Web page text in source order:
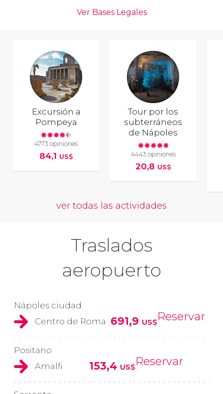
Excursión a
Pompeya
4773 opiniones
84,1 US$
Tour por los
subterráneos
de Nápoles
4443 opiniones
20,8 US$
ver todas las actividades
Traslados
aeropuerto
Nápoles ciudad
Centro de Roma 691,9 US$Reservar
Positano
Amalfi
153,4 US$Reservar